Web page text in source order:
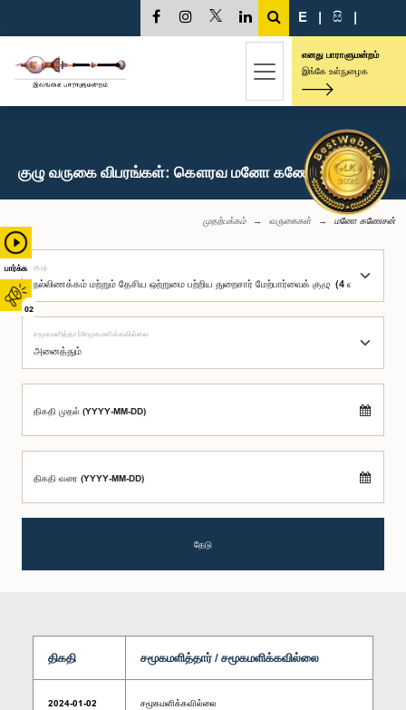
பார்க்க
02
E | සි |
எனது பாராளுமன்றம்
இங்கே உள்நுழைக
குழு வருகை விபரங்கள்: கௌரவ மனோ கணேசன், பா.உ.
முதற்பக்கம் வருகைகள் மனோ கணேசன்
குழு
சமூகமளித்தார்/சமூகமளிக்கவில்லை
திகதி முதல் (YYYY-MM-DD)
திகதி வரை (YYYY-MM-DD)
தேடு
திகதி சமூகமளித்தார் / சமூகமளிக்கவில்லை
2024-01-02 சமூகமளிக்கவில்லை